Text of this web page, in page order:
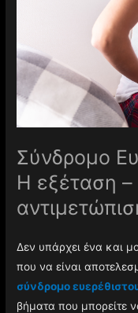
Σύνδρομο
Η εξέταση –
Δεν υπάρχει ένα και
που να είναι
σύνδρομο
βήματα που μπορείτε